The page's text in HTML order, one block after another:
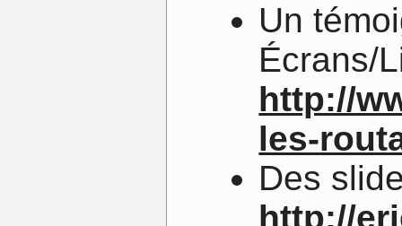
Un
Écrans/
http://
les-
Des
http://